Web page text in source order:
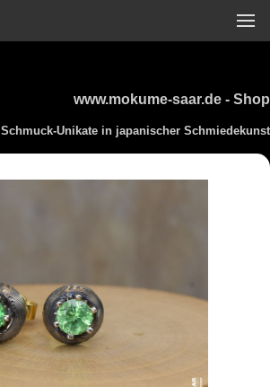
www.mokume-saar.de - Shop
Schmuck-Unikate in japanischer Schmiedekunst